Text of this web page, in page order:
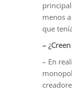
menos
que
–
– En